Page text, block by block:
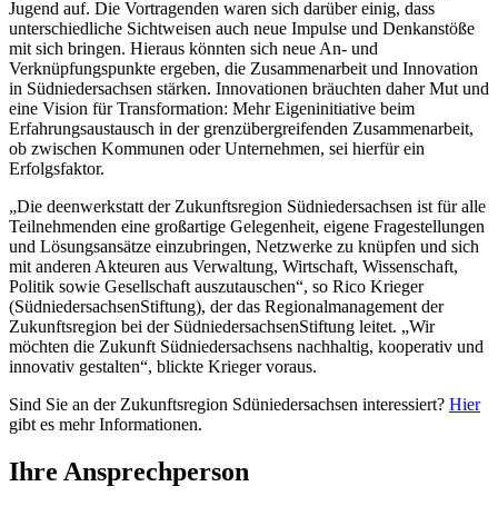
Jugend auf. Die Vortragenden waren sich darüber einig, dass
unterschiedliche Sichtweisen auch neue Impulse und Denkanstöße
mit sich bringen. Hieraus könnten sich neue An- und
Verknüpfungspunkte ergeben, die Zusammenarbeit und Innovation
in Südniedersachsen stärken. Innovationen bräuchten daher Mut und
eine Vision für Transformation: Mehr Eigeninitiative beim
Erfahrungsaustausch in der grenzübergreifenden Zusammenarbeit,
ob zwischen Kommunen oder Unternehmen, sei hierfür ein
Erfolgsfaktor.
„Die deenwerkstatt der Zukunftsregion Südniedersachsen ist für alle
Teilnehmenden eine großartige Gelegenheit, eigene Fragestellungen
und Lösungsansätze einzubringen, Netzwerke zu knüpfen und sich
mit anderen Akteuren aus Verwaltung, Wirtschaft, Wissenschaft,
Politik sowie Gesellschaft auszutauschen“, so Rico Krieger
(SüdniedersachsenStiftung), der das Regionalmanagement der
Zukunftsregion bei der SüdniedersachsenStiftung leitet. „Wir
möchten die Zukunft Südniedersachsens nachhaltig, kooperativ und
innovativ gestalten“, blickte Krieger voraus.
Sind Sie an der Zukunftsregion Sdüniedersachsen interessiert? Hier
gibt es mehr Informationen.
Ihre Ansprechperson